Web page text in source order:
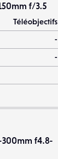
f/3.5
Téléobjectifs
-
-
300mm f4.8-